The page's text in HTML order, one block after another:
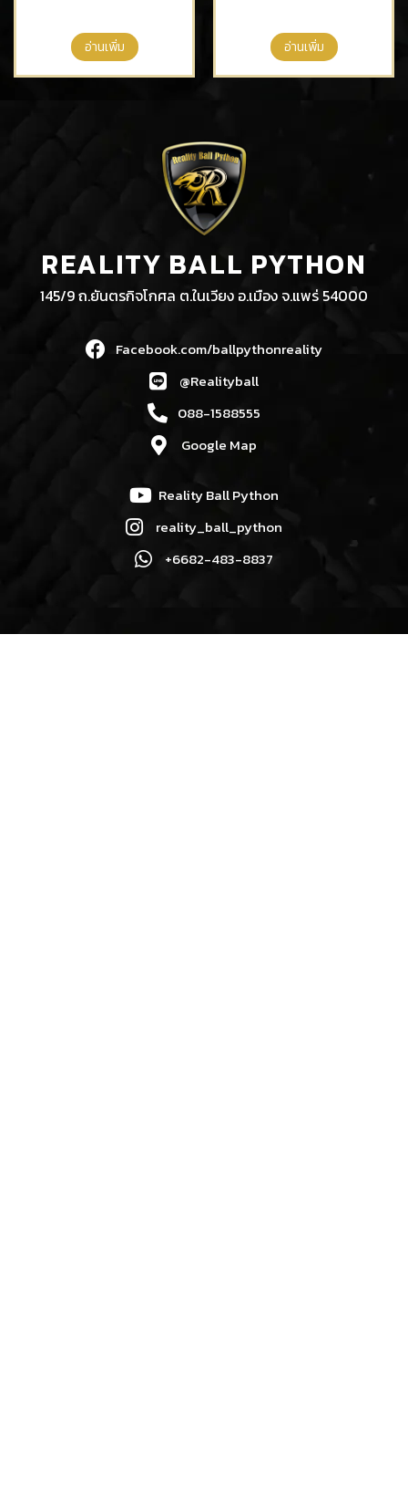
อ่านเพิ่ม อ่านเพิ่ม
REALITY BALL PYTHON
145/9 ถ.ยันตรกิจโกศล ต.ในเวียง อ.เมือง จ.แพร่ 54000
Facebook.com/ballpythonreality
@Realityball
088-1588555
Google Map
Reality Ball Python
reality_ball_python
+6682-483-8837